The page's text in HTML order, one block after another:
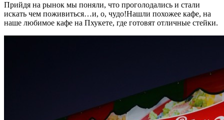
Прийдя на рынок мы поняли, что проголодались и стали
искать чем поживиться…и, о, чудо!Нашли похожее кафе, на
наше любимое кафе на Пхукете, где готовят отличные стейки.